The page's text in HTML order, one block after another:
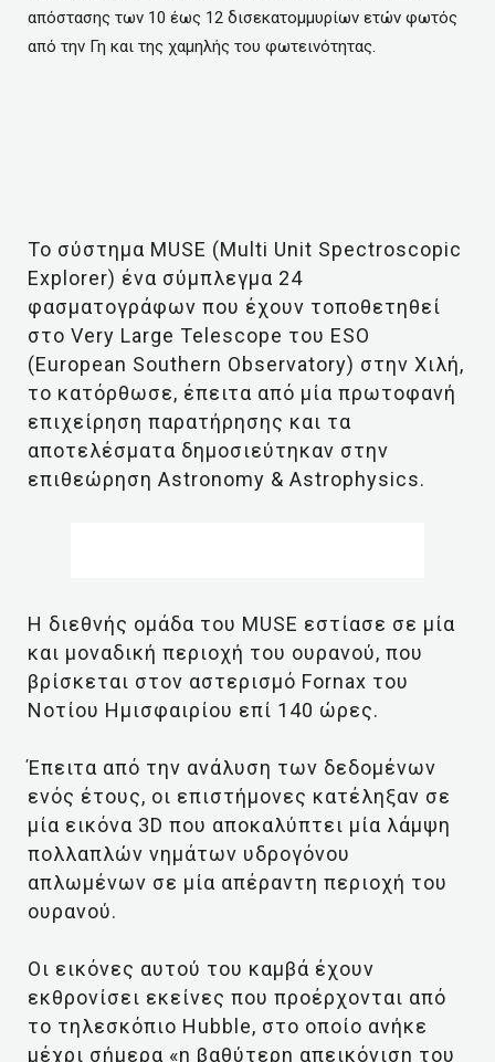
απόστασης των 10 έως 12 δισεκατομμυρίων ετών φωτός
από την Γη και της χαμηλής του φωτεινότητας.
Το σύστημα MUSE (Multi Unit Spectroscopic
Explorer) ένα σύμπλεγμα 24
φασματογράφων που έχουν τοποθετηθεί
στο Very Large Telescope του ESO
(European Southern Observatory) στην Χιλή,
το κατόρθωσε, έπειτα από μία πρωτοφανή
επιχείρηση παρατήρησης και τα
αποτελέσματα δημοσιεύτηκαν στην
επιθεώρηση Astronomy & Astrophysics.
Η διεθνής ομάδα του MUSE εστίασε σε μία
και μοναδική περιοχή του ουρανού, που
βρίσκεται στον αστερισμό Fornax του
Νοτίου Ημισφαιρίου επί 140 ώρες.
Έπειτα από την ανάλυση των δεδομένων
ενός έτους, οι επιστήμονες κατέληξαν σε
μία εικόνα 3D που αποκαλύπτει μία λάμψη
πολλαπλών νημάτων υδρογόνου
απλωμένων σε μία απέραντη περιοχή του
ουρανού.
Οι εικόνες αυτού του καμβά έχουν
εκθρονίσει εκείνες που προέρχονται από
το τηλεσκόπιο Hubble, στο οποίο ανήκε
μέχρι σήμερα «η βαθύτερη απεικόνιση του